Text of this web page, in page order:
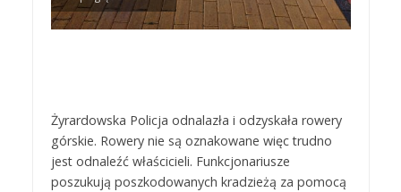
Żyrardowska Policja odnalazła i odzyskała rowery
górskie. Rowery nie są oznakowane więc trudno
jest odnaleźć właścicieli. Funkcjonariusze
poszukują poszkodowanych kradzieżą za pomocą